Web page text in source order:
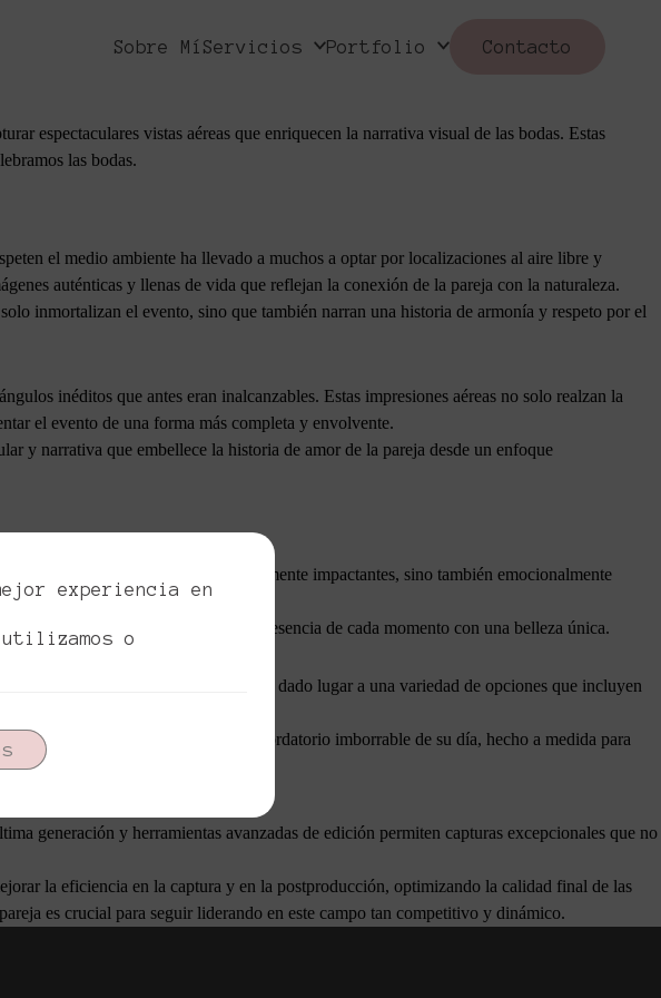
Sobre Mí Servicios Portfolio Contacto
a un estilo más natural y espontáneo. Actualmente, las parejas buscan inmortalizar los
cuentan la historia de su día especial. Este enfoque ha permitido que la fotografía
espectaculares vistas aéreas que enriquecen la narrativa visual de las bodas. Estas
las bodas.
el medio ambiente ha llevado a muchos a optar por localizaciones al aire libre y
auténticas y llenas de vida que reflejan la conexión de la pareja con la naturaleza.
inmortalizan el evento, sino que también narran una historia de armonía y respeto por el
inéditos que antes eran inalcanzables. Estas impresiones aéreas no solo realzan la
el evento de una forma más completa y envolvente.
y narrativa que embellece la historia de amor de la pareja desde un enfoque
imágenes que no solo son visualmente impactantes, sino también emocionalmente
de boda contemporáneos.
evocar emociones que capturan la esencia de cada momento con una belleza única.
historia particular. Esta tendencia ha dado lugar a una variedad de opciones que incluyen
innovadora.
que cada pareja tenga un recordatorio imborrable de su día, hecho a medida para
generación y herramientas avanzadas de edición permiten capturas excepcionales que no
la eficiencia en la captura y en la postproducción, optimizando la calidad final de las
es crucial para seguir liderando en este campo tan competitivo y dinámico.
experiencia en
utilizamos o